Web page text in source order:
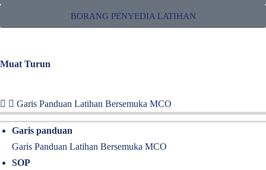
Akses borang, penerbitan dan sumber lain yang anda mungkin perlukan
BORANG PENYEDIA LATIHAN
Muat Turun
Garis Panduan Latihan Bersemuka MCO
Garis panduan
Garis Panduan Latihan Bersemuka MCO
SOP